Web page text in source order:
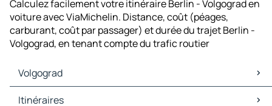
Calculez facilement votre itinéraire Berlin - Volgograd en
voiture avec ViaMichelin. Distance, coût (péages,
carburant, coût par passager) et durée du trajet Berlin -
Volgograd, en tenant compte du trafic routier
Volgograd
Volgograd Cartes et plans
Itinéraires